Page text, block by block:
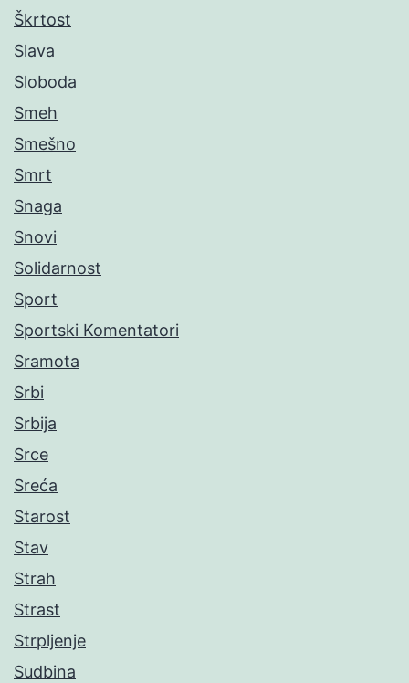
Škrtost
Slava
Sloboda
Smeh
Smešno
Smrt
Snaga
Snovi
Solidarnost
Sport
Sportski Komentatori
Sramota
Srbi
Srbija
Srce
Sreća
Starost
Stav
Strah
Strast
Strpljenje
Sudbina